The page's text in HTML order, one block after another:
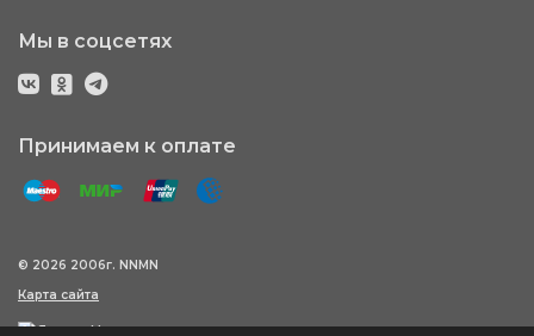
Мы в соцсетях
Принимаем к оплате
© 2026 2006г. NNMN
Карта сайта